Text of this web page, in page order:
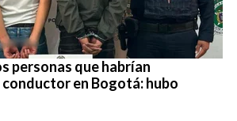
personas que habrían
conductor en Bogotá: hubo